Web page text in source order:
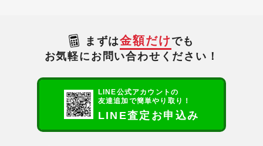
まずは金額だけ でも
お気軽にお問い合わせください！
LINE公式アカウントの
友達追加で簡単やり取り！
LINE査定お申込み